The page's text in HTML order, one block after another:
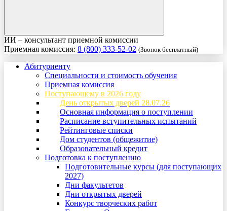
ИИ – консультант приемной комиссии
Приемная комиссия: 8 (800) 333-52-02 (Звонок бесплатный)
Абитуриенту
Специальности и стоимость обучения
Приемная комиссия
Поступающему в 2026 году
День открытых дверей 28.07.26
Основная информация о поступлении
Расписание вступительных испытаний
Рейтинговые списки
Дом студентов (общежитие)
Образовательный кредит
Подготовка к поступлению
Подготовительные курсы (для поступающих
2027)
Дни факультетов
Дни открытых дверей
Конкурс творческих работ